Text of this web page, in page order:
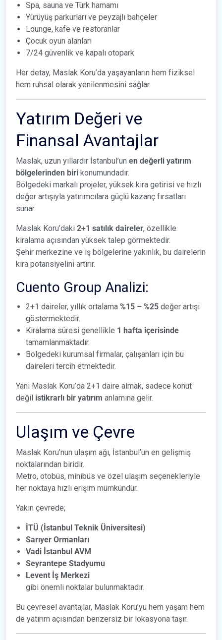
Spa, sauna ve Türk hamamı
Yürüyüş parkurları ve peyzajlı bahçeler
Lounge, kafe ve restoranlar
Çocuk oyun alanları
7/24 güvenlik ve kapalı otopark
Her detay, Maslak Koru’da yaşayanların hem fiziksel
hem ruhsal olarak yenilenmesini sağlar.
Yatırım Değeri ve
Finansal Avantajlar
Maslak, uzun yıllardır İstanbul’un en değerli yatırım
bölgelerinden biri konumundadır.
Bölgedeki markalı projeler, yüksek kira getirisi ve hızlı
değer artışıyla yatırımcılara güçlü kazanç fırsatları
sunar.
Maslak Koru’daki 2+1 satılık daireler, özellikle
kiralama açısından yüksek talep görmektedir.
Şehir merkezine ve iş bölgelerine yakınlık, bu dairelerin
kira potansiyelini artırır.
Cuento Group Analizi:
2+1 daireler, yıllık ortalama %15 – %25 değer artışı
göstermektedir.
Kiralama süresi genellikle 1 hafta içerisinde
tamamlanmaktadır.
Bölgedeki kurumsal firmalar, çalışanları için bu
daireleri tercih etmektedir.
Yani Maslak Koru’da 2+1 daire almak, sadece konut
değil istikrarlı bir yatırım anlamına gelir.
Ulaşım ve Çevre
Maslak Koru’nun ulaşım ağı, İstanbul’un en gelişmiş
noktalarından biridir.
Metro, otobüs, minibüs ve özel ulaşım seçenekleriyle
her noktaya hızlı erişim mümkündür.
Yakın çevrede;
İTÜ (İstanbul Teknik Üniversitesi)
Sarıyer Ormanları
Vadi İstanbul AVM
Seyrantepe Stadyumu
Levent İş Merkezi
gibi önemli noktalar bulunmaktadır.
Bu çevresel avantajlar, Maslak Koru’yu hem yaşam hem
de yatırım açısından benzersiz bir lokasyona taşır.